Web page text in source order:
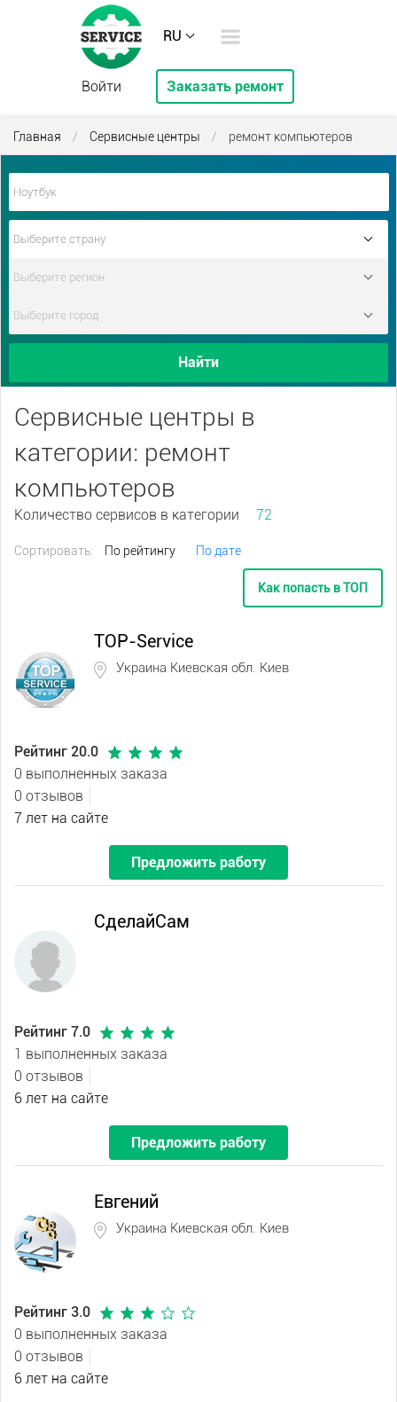
RU
Войти Заказать ремонт
Главная / Сервисные центры / ремонт компьютеров
Найти
Сервисные центры в
категории: ремонт
компьютеров
Количество сервисов в категории 72
Сортировать: По рейтингу По дате
Как попасть в ТОП
TOP-Service
Украина Киевская обл. Киев
Рейтинг 20.0
0 выполненных заказа
0 отзывов
7 лет на сайте
Предложить работу
СделайСам
Рейтинг 7.0
1 выполненных заказа
0 отзывов
6 лет на сайте
Предложить работу
Евгений
Украина Киевская обл. Киев
Рейтинг 3.0
0 выполненных заказа
0 отзывов
6 лет на сайте